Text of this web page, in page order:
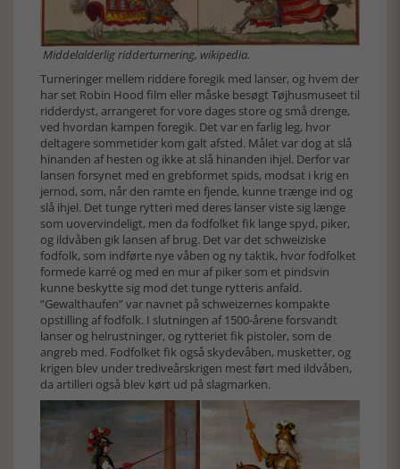
Middelalderlig ridderturnering, wikipedia.
Turneringer mellem riddere foregik med lanser, og hvem der
har set Robin Hood film eller måske besøgt Tøjhusmuseet til
ridderdyst, arrangeret for vore dages store og små drenge,
ved hvordan kampen foregik. Det var en farlig leg, hvor
deltagere sommetider kom galt afsted. Målet var dog at slå
hinanden af hesten og ikke at slå hinanden ihjel. Derfor var
lansen forsynet med en grebformet spids, modsat i krig en
jernod, som, når den ramte en fjende, kunne trænge ind og
slå ihjel. Det tunge rytteri med deres lanser viste sig længe
som uovervindeligt, men da fodfolket fik lange spyd, piker,
og ildvåben gik lansen af brug. Det var det schweiziske
fodfolk, som indførte nye våben og ny taktik, hvor fodfolket
formede karré og med en mur af piker som et pindsvin
kunne beskytte sig mod det tunge rytteris anfald.
”Gewalthaufen” var navnet på schweizernes kompakte
opstilling af fodfolk. I slutningen af 1500-årene forsvandt
lanser og helrustninger, og rytteriet fik pistoler, som de
angreb med. Fodfolket fik også skydevåben, musketter, og
krigen blev under trediveårskrigen mest ført med ildvåben,
da artilleri også blev kørt ud på slagmarken.